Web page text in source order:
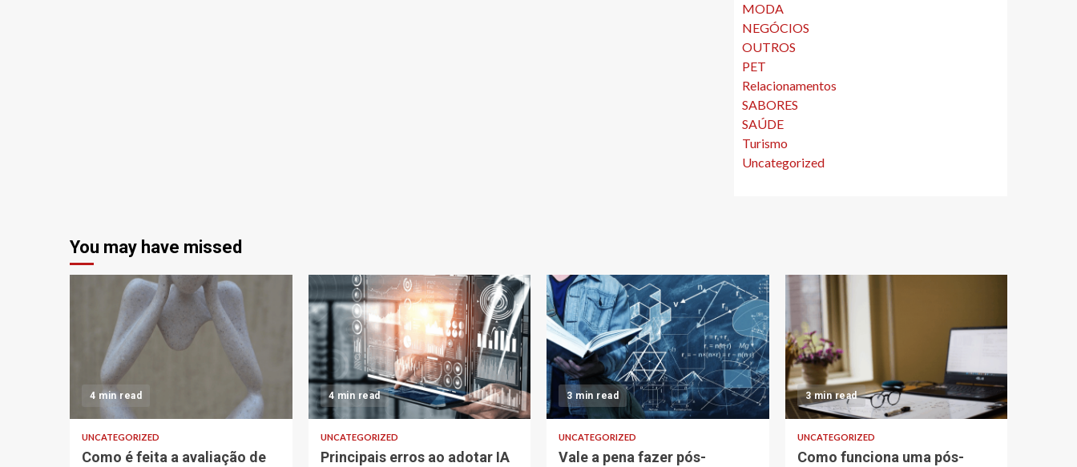
MODA
NEGÓCIOS
OUTROS
PET
Relacionamentos
SABORES
SAÚDE
Turismo
Uncategorized
You may have missed
4 min read
UNCATEGORIZED
Como é feita a avaliação de
4 min read
UNCATEGORIZED
Principais erros ao adotar IA
3 min read
UNCATEGORIZED
Vale a pena fazer pós-
3 min read
UNCATEGORIZED
Como funciona uma pós-